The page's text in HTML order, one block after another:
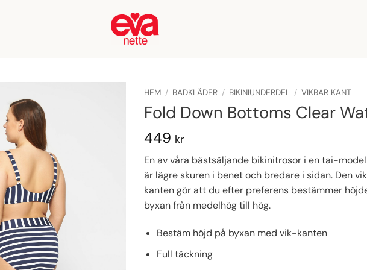
HEM / BADKLÄDER / BIKINIUNDERDEL / VIKBAR KANT
Fold Down Bottoms Clear
449 kr
En av våra bästsäljande bikinitrosor i en tai-
är lägre skuren i benet och bredare i sidan. Den
kanten gör att du efter preferens bestämmer
byxan från medelhög till hög.
Bestäm höjd på byxan med vik-kanten
Full täckning